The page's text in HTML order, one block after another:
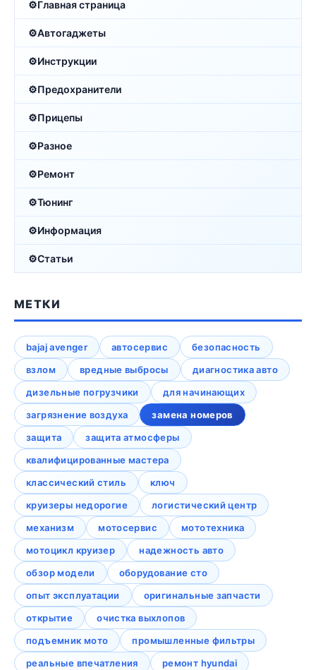
Главная страница
Автогаджеты
Инструкции
Предохранители
Прицепы
Разное
Ремонт
Тюнинг
Информация
Статьи
МЕТКИ
bajaj avenger автосервис
безопасность
взлом
вредные выбросы
диагностика авто
дизельные погрузчики
для начинающих
загрязнение воздуха
замена номеров
защита
защита атмосферы
квалифицированные мастера
классический стиль
ключ
круизеры недорогие
логистический центр
механизм
мотосервис
мототехника
мотоцикл круизер
надежность авто
обзор модели
оборудование сто
опыт эксплуатации
оригинальные запчасти
открытие
очистка выхлопов
подъемник мото
промышленные фильтры
реальные впечатления
ремонт hyundai